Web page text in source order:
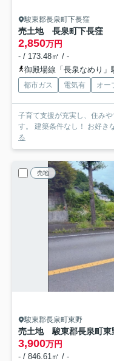
駿東郡長泉町下長窪
売土地 長泉町下長窪
2,850万円
- / 173.48㎡ / -
御殿場線「長泉なめり」
都市ガス 電気有 オー
子育て支援が充実し、住み
す。 建築条件なし！ お
る
売地
駿東郡長泉町東野
売土地 駿東郡長泉町東
3,900万円
- / 846.61㎡ / -